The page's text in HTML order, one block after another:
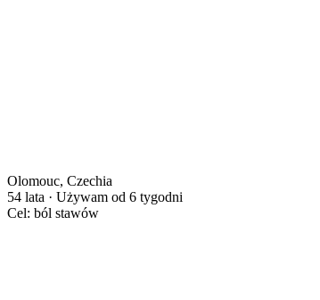
Olomouc, Czechia
54 lata · Używam od 6 tygodni
Cel: ból stawów